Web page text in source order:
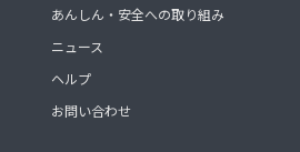
あんしん・安全への取り組み
ニュース
ヘルプ
お問い合わせ